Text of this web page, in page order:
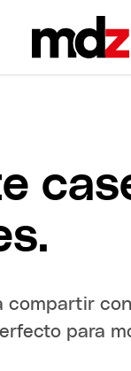
compartir
para